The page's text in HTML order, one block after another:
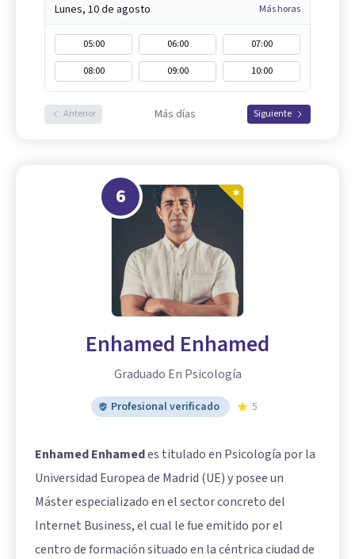
Lunes, 10 de agosto Más horas
05:00 06:00
07:00
08:00
09:00 10:00
Anterior Más días Siguiente
6
Enhamed Enhamed
Graduado En Psicología
Profesional verificado 5
Enhamed Enhamedes titulado en Psicología por la
Universidad Europea de Madrid (UE) y posee un
Máster especializado en el sector concreto del
Internet Business, el cual le fue emitido por el
centro de formación situado en la céntrica ciudad de